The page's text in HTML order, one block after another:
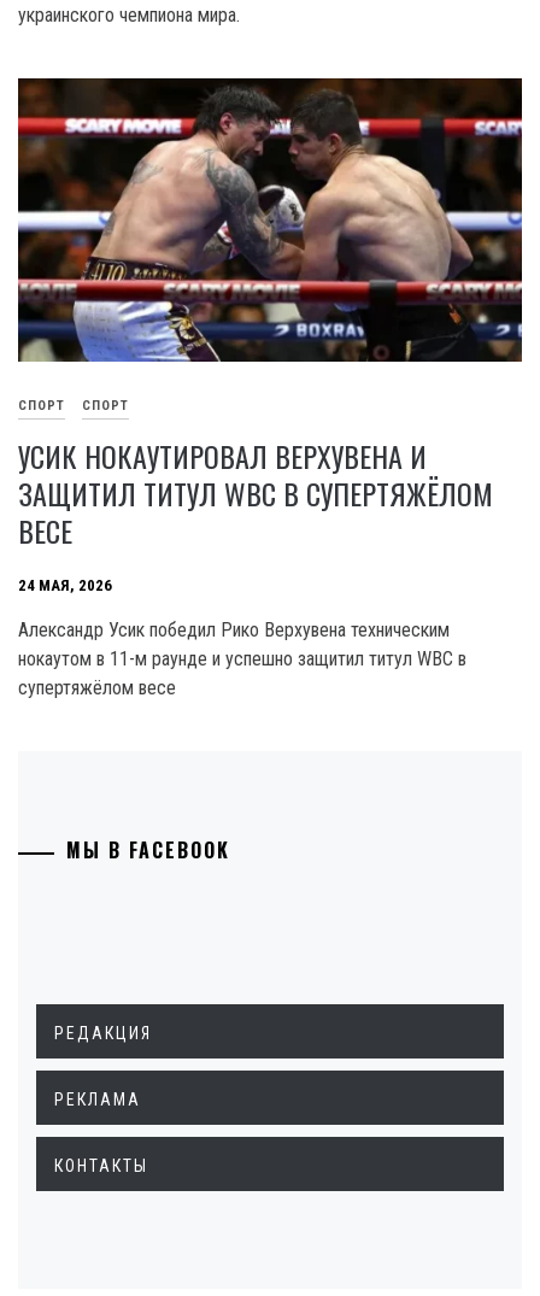
украинского чемпиона мира.
СПОРТ СПОРТ
УСИК НОКАУТИРОВАЛ ВЕРХУВЕНА И
ЗАЩИТИЛ ТИТУЛ WBC В СУПЕРТЯЖЁЛОМ
ВЕСЕ
24 МАЯ, 2026
Александр Усик победил Рико Верхувена техническим
нокаутом в 11-м раунде и успешно защитил титул WBC в
супертяжёлом весе
МЫ В FACEBOOK
РЕДАКЦИЯ
РЕКЛАМА
КОНТАКТЫ